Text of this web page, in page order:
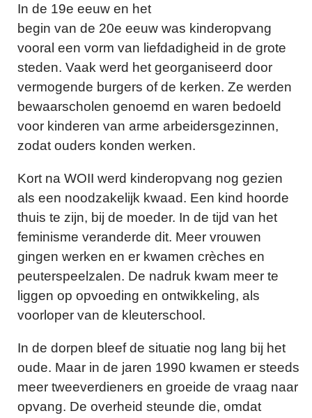
In de 19e eeuw en het
begin van de 20e eeuw was kinderopvang
vooral een vorm van liefdadigheid in de grote
steden. Vaak werd het georganiseerd door
vermogende burgers of de kerken. Ze werden
bewaarscholen genoemd en waren bedoeld
voor kinderen van arme arbeidersgezinnen,
zodat ouders konden werken.
Kort na WOII werd kinderopvang nog gezien
als een noodzakelijk kwaad. Een kind hoorde
thuis te zijn, bij de moeder. In de tijd van het
feminisme veranderde dit. Meer vrouwen
gingen werken en er kwamen crèches en
peuterspeelzalen. De nadruk kwam meer te
liggen op opvoeding en ontwikkeling, als
voorloper van de kleuterschool.
In de dorpen bleef de situatie nog lang bij het
oude. Maar in de jaren 1990 kwamen er steeds
meer tweeverdieners en groeide de vraag naar
opvang. De overheid steunde die, omdat